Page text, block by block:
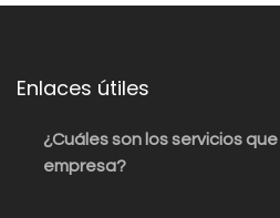
Enlaces útiles
¿Cuáles son los servicios
empresa?